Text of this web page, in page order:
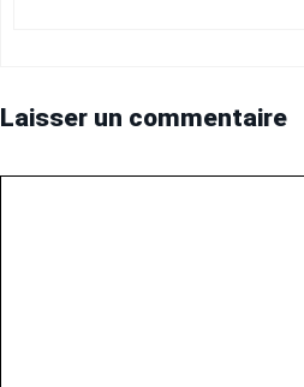
Laisser un commentaire